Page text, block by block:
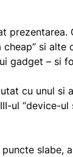
prezentarea.
si
gadget – si
cu unul si
ul “device-
slabe,